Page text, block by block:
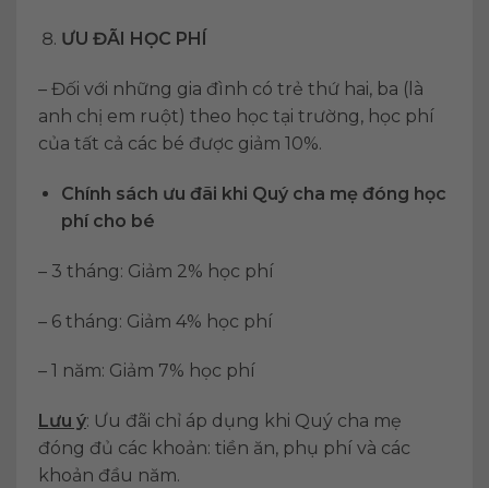
ƯU ĐÃI HỌC PHÍ
– Đối với những gia đình có trẻ thứ hai, ba (là
anh chị em ruột) theo học tại trường, học phí
của tất cả các bé được giảm 10%.
Chính sách ưu đãi khi Quý cha mẹ đóng học
phí cho bé
– 3 tháng: Giảm 2% học phí
– 6 tháng: Giảm 4% học phí
– 1 năm: Giảm 7% học phí
Lưu ý: Ưu đãi chỉ áp dụng khi Quý cha mẹ
đóng đủ các khoản: tiền ăn, phụ phí và các
khoản đầu năm.